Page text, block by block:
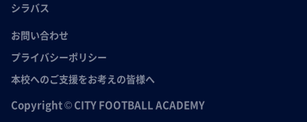
シラバス
お問い合わせ
プライバシーポリシー
本校へのご支援をお考えの皆様へ
Copyright © CITY FOOTBALL ACADEMY